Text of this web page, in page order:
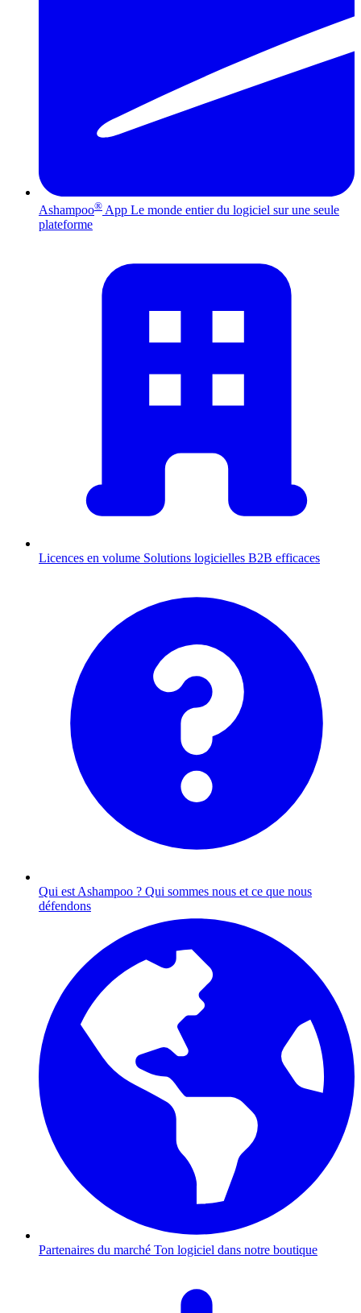
Ashampoo® App Le monde entier du logiciel sur une seule
plateforme
Licences en volume Solutions logicielles B2B efficaces
Qui est Ashampoo ? Qui sommes nous et ce que nous
défendons
Partenaires du marché Ton logiciel dans notre boutique